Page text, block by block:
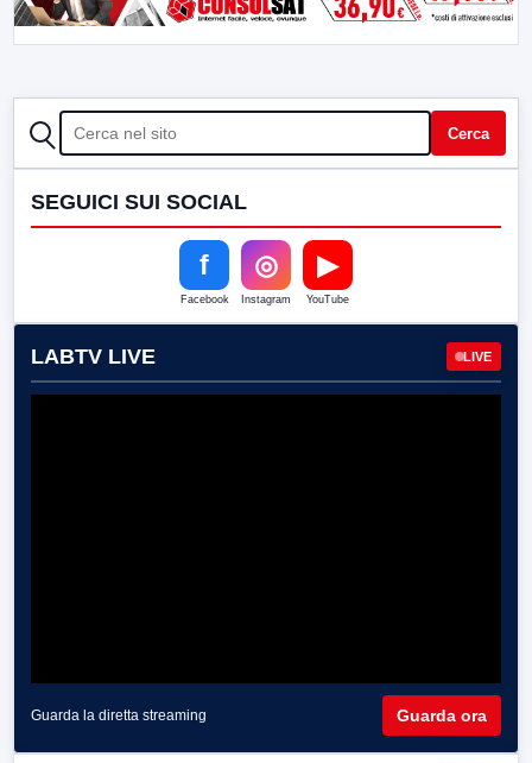
CERCA Cerca
SEGUICI SUI SOCIAL
f
Facebook
◎
Instagram
▶
YouTube
LABTV LIVE LIVE
Guarda la diretta streaming Guarda ora